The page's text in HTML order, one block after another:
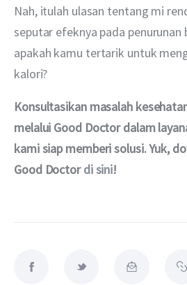
Nah, itulah ulasan tentang mi
seputar efeknya pada penurunan
apakah kamu tertarik untuk
kalori?
Konsultasikan masalah
melalui Good Doctor dalam
kami siap memberi solusi. Yuk,
Good Doctor di sini!